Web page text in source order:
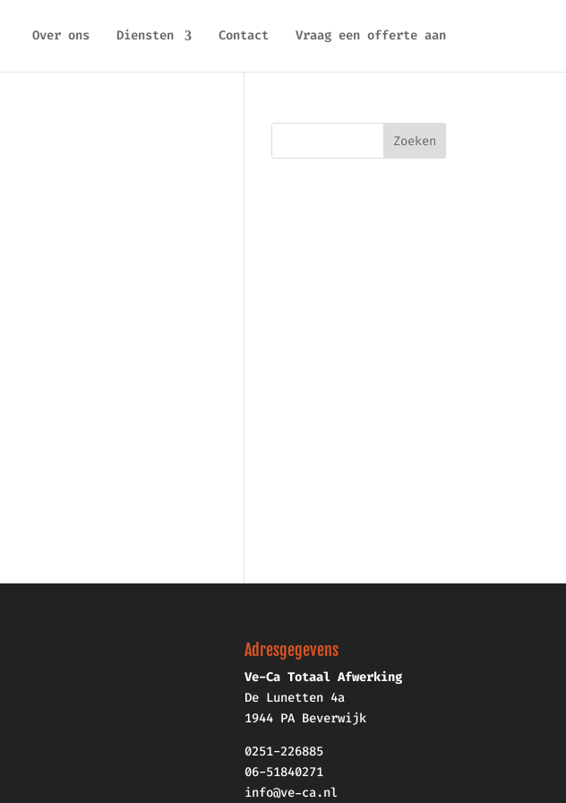
Over ons Diensten Contact Vraag een offerte aan
Adresgegevens
Ve-Ca Totaal Afwerking
De Lunetten 4a
1944 PA Beverwijk
0251-226885
06-51840271
info@ve-ca.nl